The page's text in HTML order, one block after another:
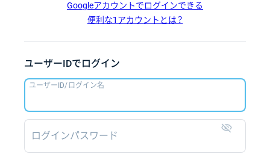
Googleアカウントでログインできる
便利な1アカウントとは？
ユーザーIDでログイン
ユーザーID/ログイン名
ログインパスワード